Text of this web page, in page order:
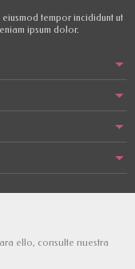
tempor incididunt ut
ipsum dolor.
ello, consulte nuestra